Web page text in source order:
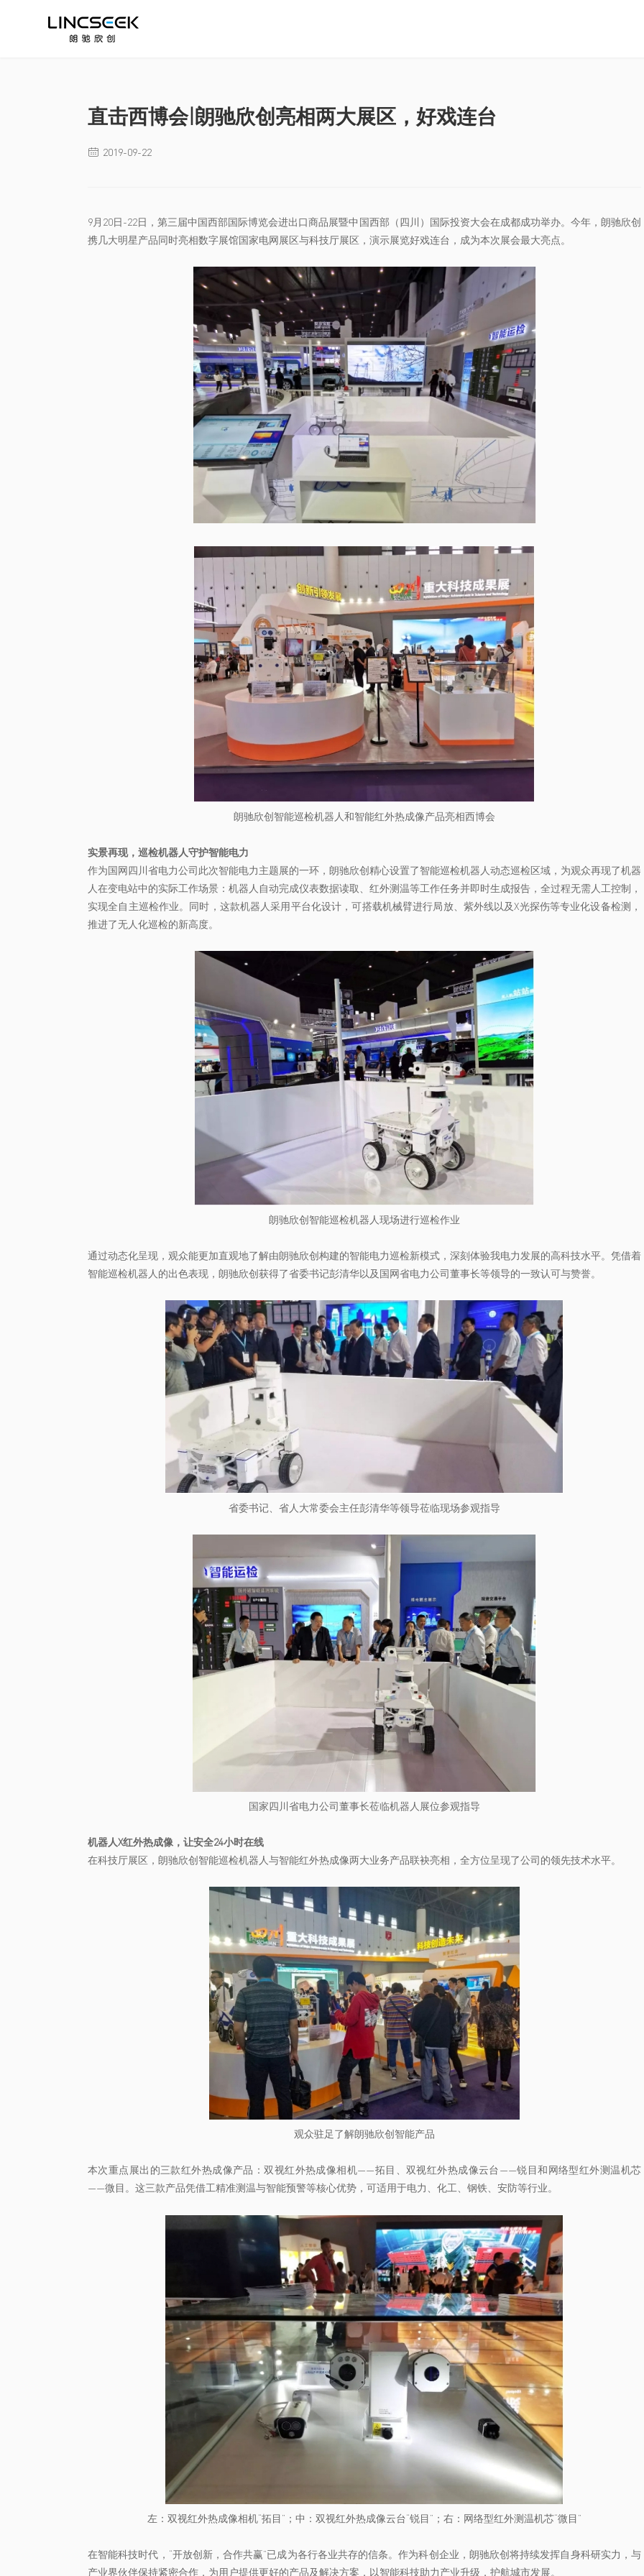
直击西博会|朗驰欣创亮相两大展区，好戏连台
 2019-09-22
9月20日-22日，第三届中国西部国际博览会进出口商品展暨中国西部（四川）国际投资大会在成都成功举办。今年，朗驰欣创
携几大明星产品同时亮相数字展馆国家电网展区与科技厅展区，演示展览好戏连台，成为本次展会最大亮点。
朗驰欣创智能巡检机器人和智能红外热成像产品亮相西博会
实景再现，巡检机器人守护智能电力
作为国网四川省电力公司此次智能电力主题展的一环，朗驰欣创精心设置了智能巡检机器人动态巡检区域，为观众再现了机器
人在变电站中的实际工作场景：机器人自动完成仪表数据读取、红外测温等工作任务并即时生成报告，全过程无需人工控制，
实现全自主巡检作业。同时，这款机器人采用平台化设计，可搭载机械臂进行局放、紫外线以及X光探伤等专业化设备检测，
推进了无人化巡检的新高度。
朗驰欣创智能巡检机器人现场进行巡检作业
通过动态化呈现，观众能更加直观地了解由朗驰欣创构建的智能电力巡检新模式，深刻体验我电力发展的高科技水平。凭借着
智能巡检机器人的出色表现，朗驰欣创获得了省委书记彭清华以及国网省电力公司董事长等领导的一致认可与赞誉。
省委书记、省人大常委会主任彭清华等领导莅临现场参观指导
国家四川省电力公司董事长莅临机器人展位参观指导
机器人X红外热成像，让安全24小时在线
在科技厅展区，朗驰欣创智能巡检机器人与智能红外热成像两大业务产品联袂亮相，全方位呈现了公司的领先技术水平。
观众驻足了解朗驰欣创智能产品
本次重点展出的三款红外热成像产品：双视红外热成像相机——拓目、双视红外热成像云台——锐目和网络型红外测温机芯
——微目。这三款产品凭借工精准测温与智能预警等核心优势，可适用于电力、化工、钢铁、安防等行业。
左：双视红外热成像相机“拓目”；中：双视红外热成像云台“锐目”；右：网络型红外测温机芯“微目”
在智能科技时代，“开放创新，合作共赢”已成为各行各业共存的信条。作为科创企业，朗驰欣创将持续发挥自身科研实力，与
产业界伙伴保持紧密合作，为用户提供更好的产品及解决方案，以智能科技助力产业升级，护航城市发展。